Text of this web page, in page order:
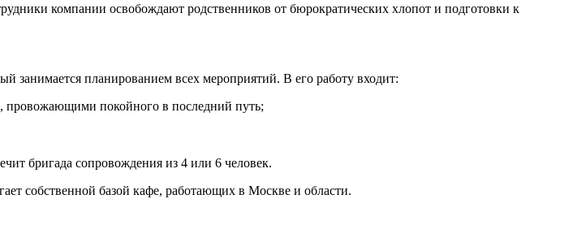
компании освобождают родственников от бюрократических хлопот и подготовки к
занимается планированием всех мероприятий. В его работу входит:
провожающими покойного в последний путь;
бригада сопровождения из 4 или 6 человек.
собственной базой кафе, работающих в Москве и области.